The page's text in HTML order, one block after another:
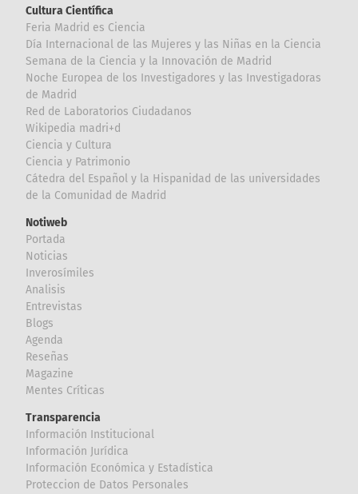
Cultura Científica
Feria Madrid es Ciencia
Día Internacional de las Mujeres y las Niñas en la Ciencia
Semana de la Ciencia y la Innovación de Madrid
Noche Europea de los Investigadores y las Investigadoras
de Madrid
Red de Laboratorios Ciudadanos
Wikipedia madri+d
Ciencia y Cultura
Ciencia y Patrimonio
Cátedra del Español y la Hispanidad de las universidades
de la Comunidad de Madrid
Notiweb
Portada
Noticias
Inverosímiles
Analisis
Entrevistas
Blogs
Agenda
Reseñas
Magazine
Mentes Críticas
Transparencia
Información Institucional
Información Jurídica
Información Económica y Estadística
Proteccion de Datos Personales